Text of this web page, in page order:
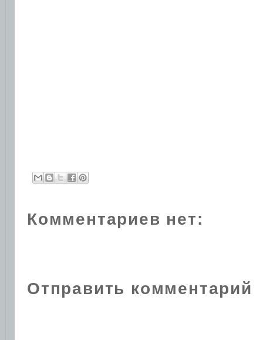
Комментариев нет:
Отправить комментарий